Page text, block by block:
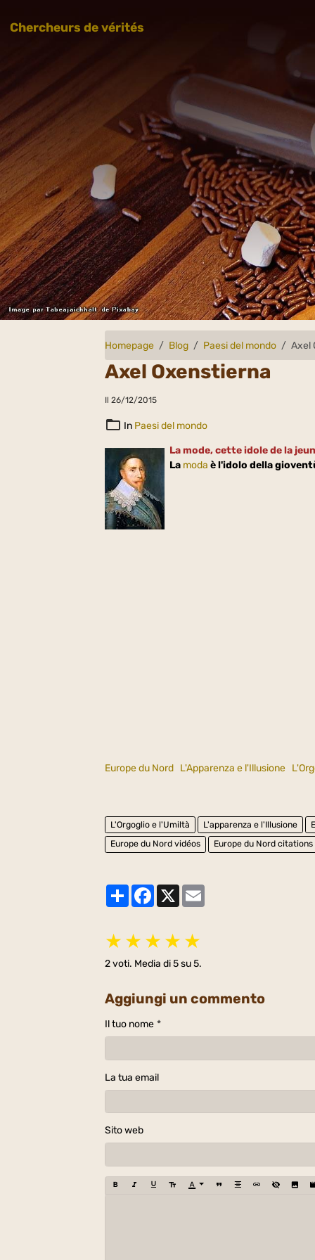
Chercheurs de vérités
Homepage Blog Paesi del mondo Axel
Axel Oxenstierna
Il 26/12/2015
In Paesi del mondo
La mode, cette idole de la
La modaè l'idolo della
Europe du Nord L'Apparenza e l'Illusione
L'Orgoglio e l'Umiltà L'apparenza e l'Illusione
Europe du Nord vidéos
Europe du Nord citations
PartagerFacebook
X
★ ★ ★ ★ ★
2voti. Media di5su 5.
Aggiungi un commento
Il tuo nome
La tua email
Sito web